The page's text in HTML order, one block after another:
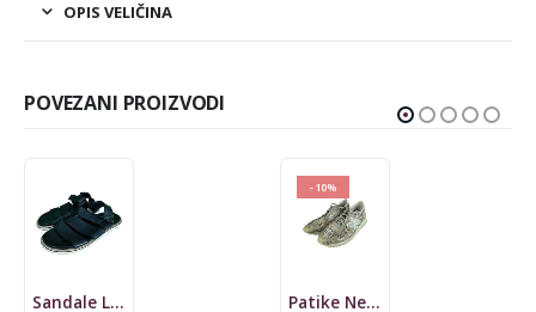
OPIS VELIČINA
POVEZANI PROIZVODI